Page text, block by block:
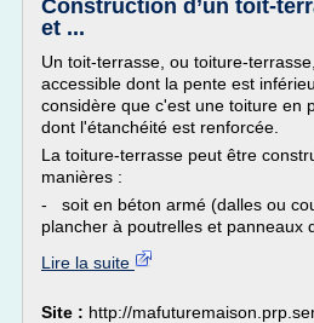
Construction d’un toit-
et ...
Un toit-terrasse, ou toiture-
accessible dont la pente est
considère que c'est une toiture en
dont l'étanchéité est renforcée.
La toiture-terrasse peut être
manières :
- soit en béton armé (dalles ou
plancher à poutrelles et panneaux
Lire la suite
Site : http://